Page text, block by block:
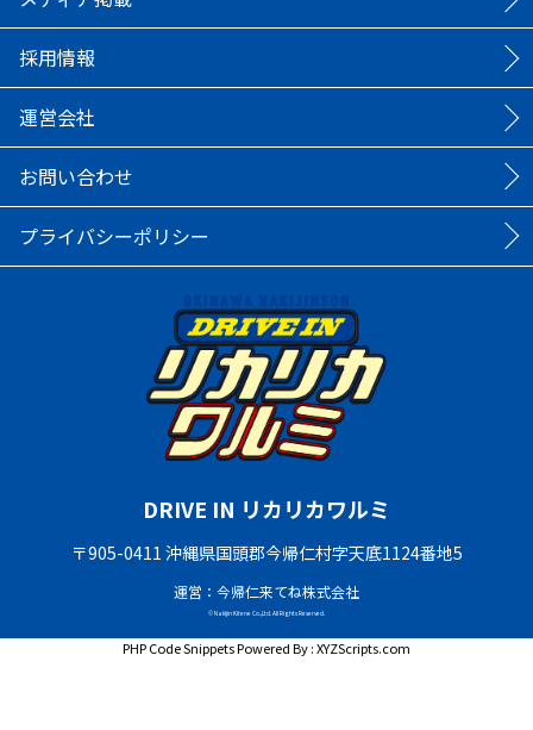
採用情報
運営会社
お問い合わせ
プライバシーポリシー
DRIVE IN リカリカワルミ
〒905-0411 沖縄県国頭郡今帰仁村字天底1124番地5
運営：今帰仁来てね株式会社
© Nakijin Kitene Co.,Ltd. All Rights Reserved.
PHP Code SnippetsPowered By :XYZScripts.com